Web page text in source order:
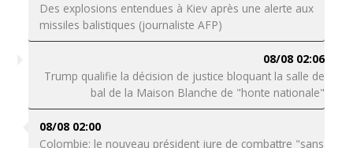
Des explosions entendues à Kiev après une alerte aux
missiles balistiques (journaliste AFP)
08/08 02:06
Trump qualifie la décision de justice bloquant la salle de
bal de la Maison Blanche de "honte nationale"
08/08 02:00
Colombie: le nouveau président jure de combattre "sans